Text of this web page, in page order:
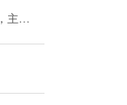
法...